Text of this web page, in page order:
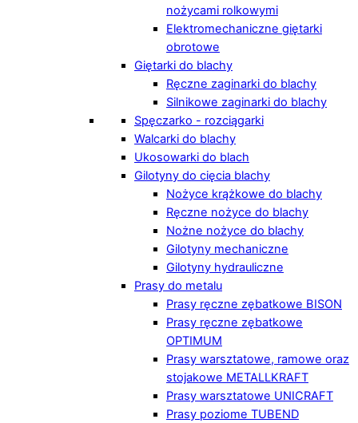
nożycami rolkowymi
Elektromechaniczne giętarki
obrotowe
Giętarki do blachy
Ręczne zaginarki do blachy
Silnikowe zaginarki do blachy
Spęczarko - rozciągarki
Walcarki do blachy
Ukosowarki do blach
Gilotyny do cięcia blachy
Nożyce krążkowe do blachy
Ręczne nożyce do blachy
Nożne nożyce do blachy
Gilotyny mechaniczne
Gilotyny hydrauliczne
Prasy do metalu
Prasy ręczne zębatkowe BISON
Prasy ręczne zębatkowe
OPTIMUM
Prasy warsztatowe, ramowe oraz
stojakowe METALLKRAFT
Prasy warsztatowe UNICRAFT
Prasy poziome TUBEND